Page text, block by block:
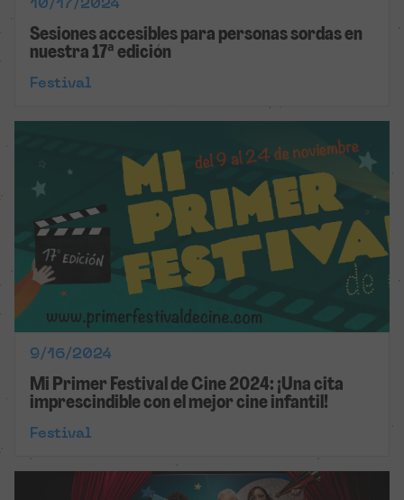
10/17/2024
Sesiones accesibles para personas sordas en
nuestra 17ª edición
Festival
9/16/2024
Mi Primer Festival de Cine 2024: ¡Una cita
imprescindible con el mejor cine infantil!
Festival